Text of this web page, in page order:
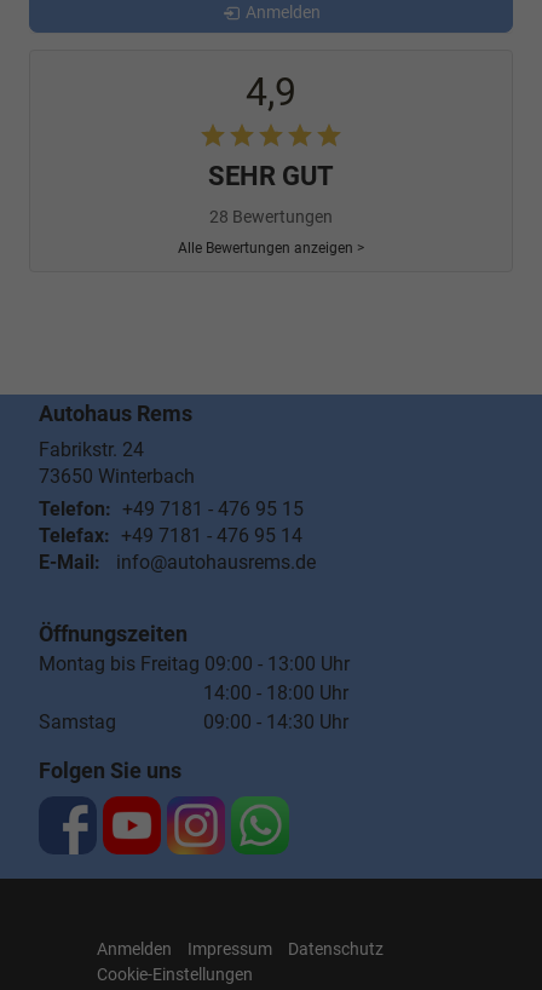
Anmelden
4,9
SEHR GUT
28 Bewertungen
Alle Bewertungen anzeigen >
Autohaus Rems
Fabrikstr. 24
73650 Winterbach
Telefon: +49 7181 - 476 95 15
Telefax: +49 7181 - 476 95 14
E-Mail:
info@autohausrems.de
Öffnungszeiten
Montag bis Freitag 09:00 - 13:00 Uhr
14:00 - 18:00 Uhr
Samstag 09:00 - 14:30 Uhr
Folgen Sie uns
Anmelden Impressum
Datenschutz
Cookie-Einstellungen